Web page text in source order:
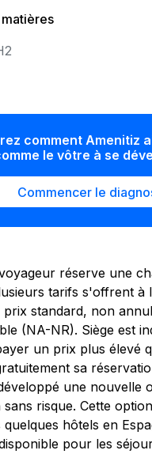
comment Amenitiz
le vôtre à se
Commencer le
réserve une
tarifs s'offrent à
prix standard, non
(NA-NR). Siège est
un prix plus élevé
sa
une nouvelle
risque. Cette
quelques hôtels en
pour les